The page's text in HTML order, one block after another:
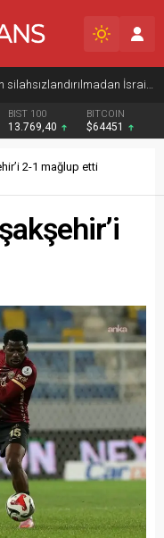
Netanyahu: “Hamas tamamen silahsızlandırılmadan İsrail Gazze’den çekilmeyecek”
BIST 100
13.769,40
BITCOIN
$64451
2-1 mağlup etti